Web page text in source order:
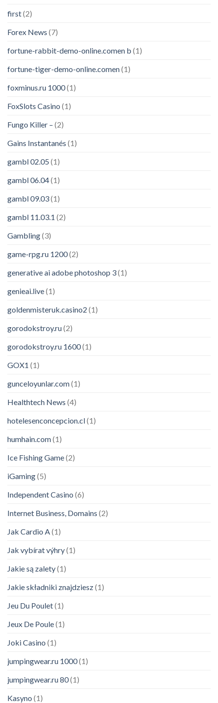
first(2)
Forex News (7)
fortune-rabbit-demo-online.comen b (1)
fortune-tiger-demo-online.comen(1)
foxminus.ru 1000(1)
FoxSlots Casino (1)
Fungo Killer – (2)
Gains Instantanés (1)
gambl 02.05 (1)
gambl 06.04(1)
gambl 09.03(1)
gambl 11.03.1 (2)
Gambling(3)
game-rpg.ru 1200(2)
generative ai adobe photoshop 3(1)
genieai.live(1)
goldenmisteruk.casino2 (1)
gorodokstroy.ru(2)
gorodokstroy.ru 1600(1)
GOX1 (1)
gunceloyunlar.com(1)
Healthtech News (4)
hotelesenconcepcion.cl(1)
humhain.com(1)
Ice Fishing Game(2)
iGaming(5)
Independent Casino (6)
Internet Business, Domains (2)
Jak Cardio A(1)
Jak vybírat výhry(1)
Jakie są zalety(1)
Jakie składniki znajdziesz(1)
Jeu Du Poulet(1)
Jeux De Poule(1)
Joki Casino (1)
jumpingwear.ru 1000(1)
jumpingwear.ru 80(1)
Kasyno (1)